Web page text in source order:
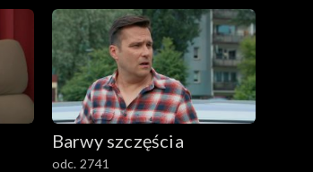
Barwy szczęścia
odc. 2741